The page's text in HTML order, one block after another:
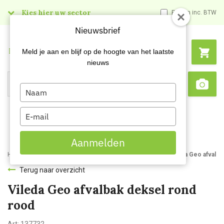
Kies hier uw sector Prijzen inc. BTW
Search
Menu
Home Webshop Afvalbakken en -zakken Afvalbakken Vileda Geo
Terug naar overzicht
Vileda Geo afvalbak deksel rond
rood
Nieuwsbrief
Meld je aan en blijf op de hoogte van het laatste
nieuws
Type
your
name
Type
your
email
Aanmelden